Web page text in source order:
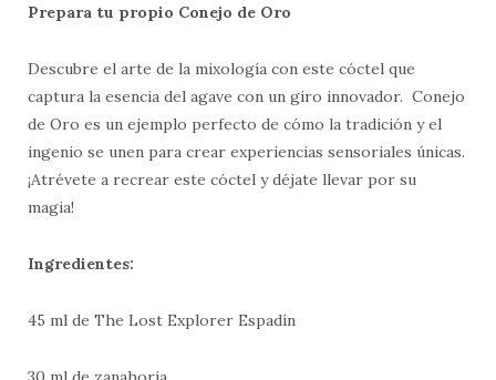
Prepara tu propio Conejo de Oro
Descubre el arte de la mixología con este cóctel que
captura la esencia del agave con un giro innovador. Conejo
de Oro es un ejemplo perfecto de cómo la tradición y el
ingenio se unen para crear experiencias sensoriales únicas.
¡Atrévete a recrear este cóctel y déjate llevar por su
magia!
Ingredientes:
45 ml de The Lost Explorer Espadín